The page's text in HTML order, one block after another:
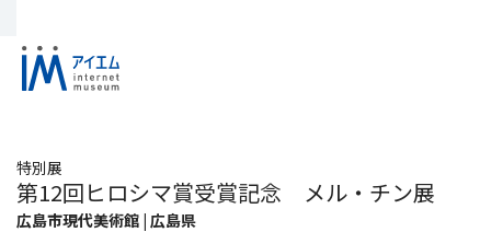
特別展
第12回ヒロシマ賞受賞記念 メル・チン展
広島市現代美術館 | 広島県